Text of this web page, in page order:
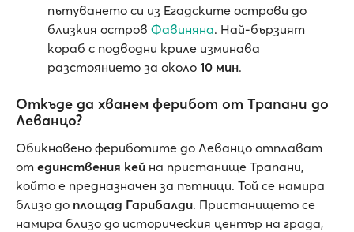
пътуването си из Егадските острови до
близкия остров Фавиняна. Най-бързият
кораб с подводни криле изминава
разстоянието за около 10 мин.
Откъде да хванем ферибот от Трапани до
Леванцо?
Обикновено фериботите до Леванцо отплават
от единствения кей на пристанище Трапани,
който е предназначен за пътници. Той се намира
близо до площад Гарибалди. Пристанището се
намира близо до историческия център на града,